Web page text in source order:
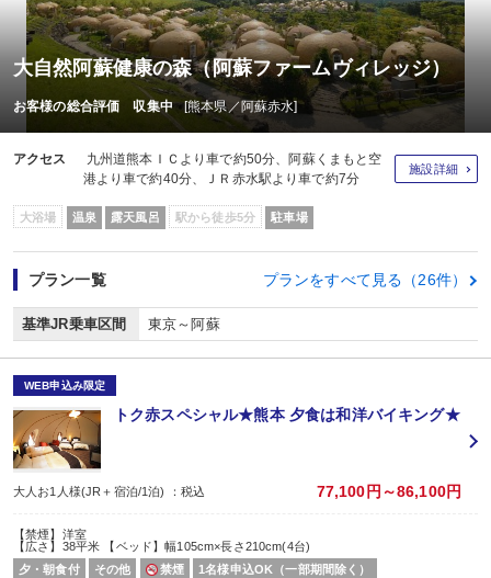
大自然阿蘇健康の森（阿蘇ファームヴィレッジ）
お客様の総合評価 収集中 [熊本県／阿蘇赤水]
アクセス
九州道熊本ＩＣより車で約50分、阿蘇くまもと空
港より車で約40分、ＪＲ赤水駅より車で約7分
施設詳細
大浴場 温泉 露天風呂 駅から徒歩5分 駐車場
プラン一覧 プランをすべて見る（26件）
基準JR乗車区間 東京～阿蘇
WEB申込み限定
トク赤スペシャル★熊本 夕食は和洋バイキング★
大人お1人様(JR＋宿泊/1泊) ：税込 77,100円～86,100円
【禁煙】洋室
【広さ】38平米 【ベッド】幅105cm×長さ210cm(4台)
夕・朝食付
その他 禁煙 1名様申込OK（一部期間除く）